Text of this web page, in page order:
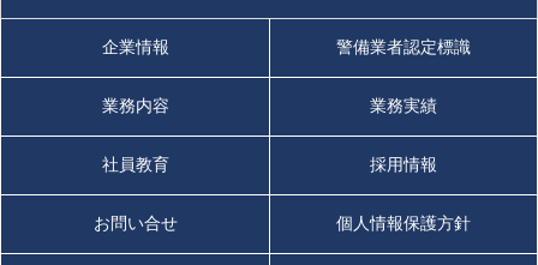
企業情報 警備業者認定標識
業務内容 業務実績
社員教育 採用情報
お問い合せ 個人情報保護方針